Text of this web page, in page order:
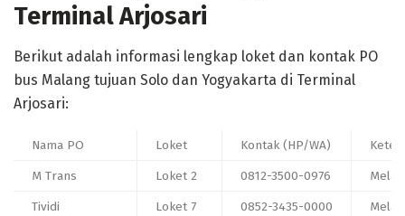
Terminal Arjosari
Berikut adalah informasi lengkap loket dan kontak PO
bus Malang tujuan Solo dan Yogyakarta di Terminal
Arjosari:
Nama PO Loket Kontak (HP/WA)
M Trans
Loket 2 0812-3500-0976
Tividi
Loket 7 0852-3435-0000